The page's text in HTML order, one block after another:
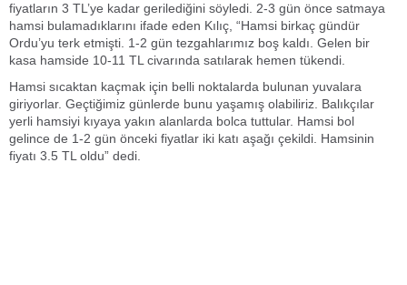
fiyatların 3 TL’ye kadar gerilediğini söyledi. 2-3 gün önce satmaya
hamsi bulamadıklarını ifade eden Kılıç, “Hamsi birkaç gündür
Ordu’yu terk etmişti. 1-2 gün tezgahlarımız boş kaldı. Gelen bir
kasa hamside 10-11 TL civarında satılarak hemen tükendi.
Hamsi sıcaktan kaçmak için belli noktalarda bulunan yuvalara
giriyorlar. Geçtiğimiz günlerde bunu yaşamış olabiliriz. Balıkçılar
yerli hamsiyi kıyaya yakın alanlarda bolca tuttular. Hamsi bol
gelince de 1-2 gün önceki fiyatlar iki katı aşağı çekildi. Hamsinin
fiyatı 3.5 TL oldu” dedi.